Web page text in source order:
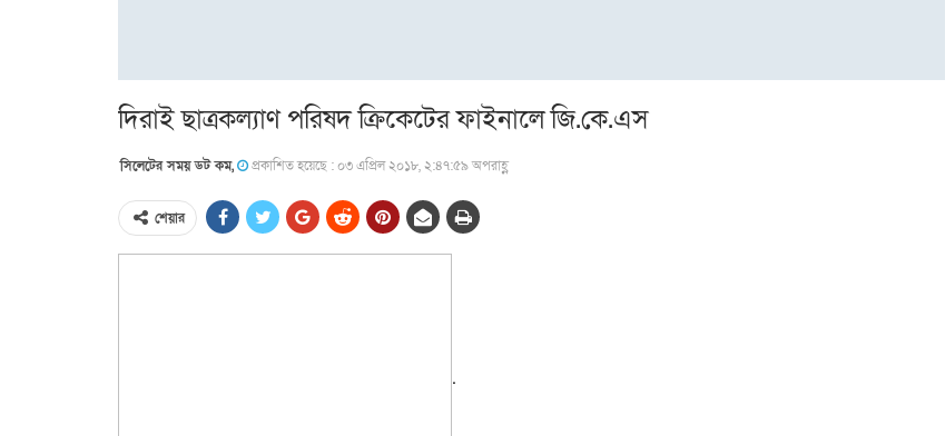
দিরাই ছাত্রকল্যাণ পরিষদ ক্রিকেটের ফাইনালে জি.কে.এস
সিলেটের সময় ডট কম, প্রকাশিত হয়েছে : ০৩ এপ্রিল ২০১৮, ২:৪৭:৫৯ অপরাহ্ণ
শেয়ার
.